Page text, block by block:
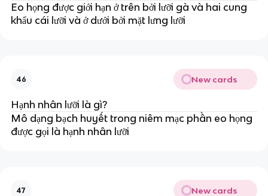
Eo họng được giới hạn ở trên bởi lưỡi gà và hai cung
khẩu cái lưỡi và ở dưới bởi mặt lưng lưỡi
46 New cards
Hạnh nhân lưỡi là gì?
Mô dạng bạch huyết trong niêm mạc phần eo họng
được gọi là hạnh nhân lưỡi
47 New cards